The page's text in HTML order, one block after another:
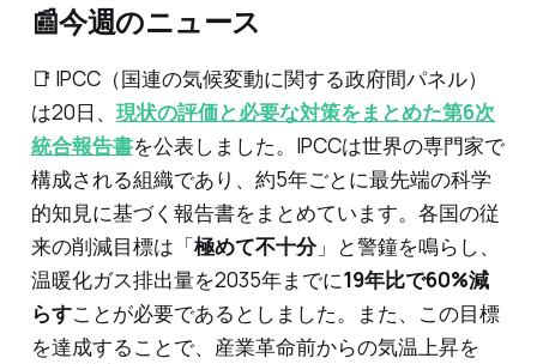
📰今週のニュース
📑 IPCC（国連の気候変動に関する政府間パネル）
は20日、 現状の評価と必要な対策をまとめた第6次
統合報告書を公表しました。IPCCは世界の専門家で
構成される組織であり、約5年ごとに最先端の科学
的知見に基づく報告書をまとめています。各国の従
来の削減目標は「極めて不十分」と警鐘を鳴らし、
温暖化ガス排出量を2035年までに19年比で60%減
らすことが必要であるとしました。また、この目標
を達成することで、産業革命前からの気温上昇を